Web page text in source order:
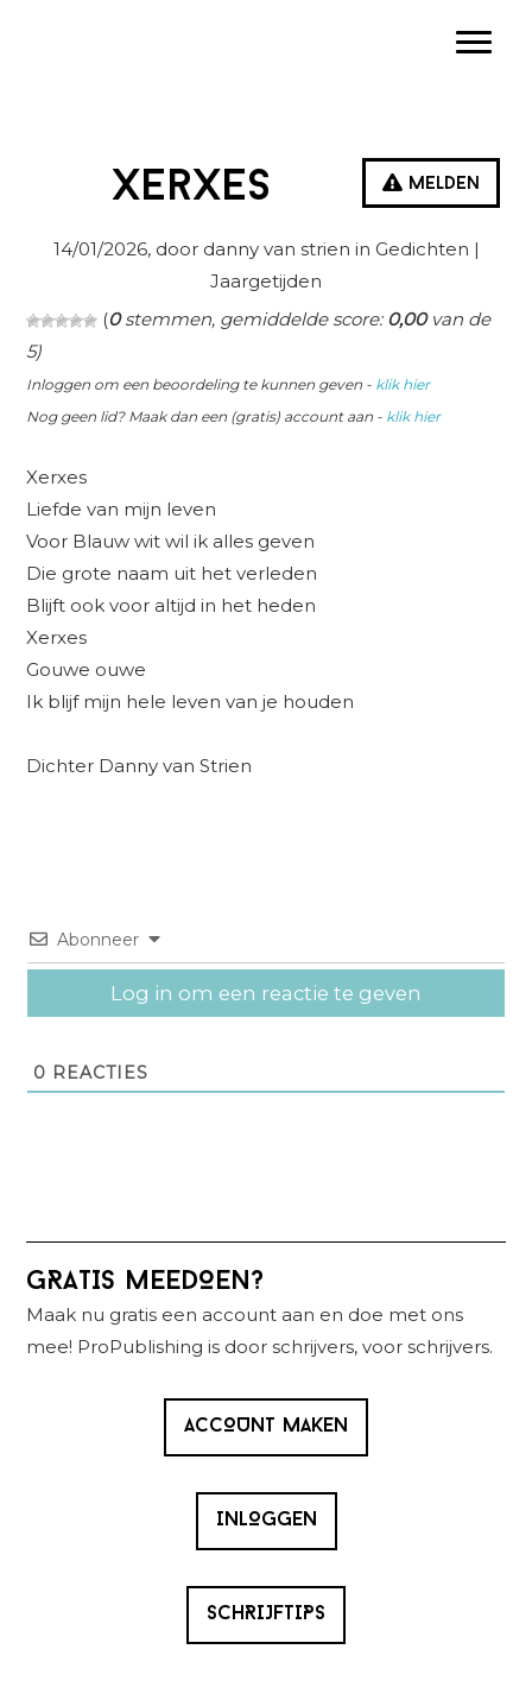
Melden
Xerxes
14/01/2026, door danny van strien in Gedichten |
Jaargetijden
(0stemmen, gemiddelde score:0,00van de
5)
Inloggen om een beoordeling te kunnen geven - klik hier
Nog geen lid? Maak dan een (gratis) account aan - klik hier
Xerxes
Liefde van mijn leven
Voor Blauw wit wil ik alles geven
Die grote naam uit het verleden
Blijft ook voor altijd in het heden
Xerxes
Gouwe ouwe
Ik blijf mijn hele leven van je houden
Dichter Danny van Strien
Abonneer
Log in om een reactie te geven
0 REACTIES
Primaire
Sidebar
GRATIS MEEDOEN?
Maak nu gratis een account aan en doe met ons
mee! ProPublishing is door schrijvers, voor schrijvers.
ACCOUNT MAKEN
INLOGGEN
SCHRIJFTIPS